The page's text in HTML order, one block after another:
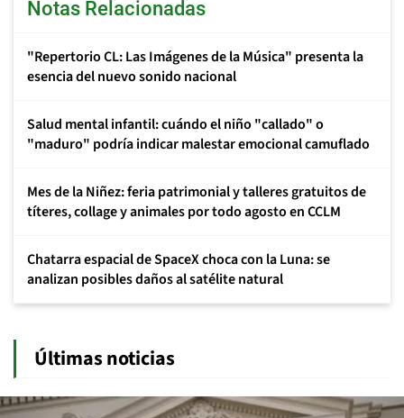
Notas Relacionadas
"Repertorio CL: Las Imágenes de la Música" presenta la
esencia del nuevo sonido nacional
Salud mental infantil: cuándo el niño "callado" o
"maduro" podría indicar malestar emocional camuflado
Mes de la Niñez: feria patrimonial y talleres gratuitos de
títeres, collage y animales por todo agosto en CCLM
Chatarra espacial de SpaceX choca con la Luna: se
analizan posibles daños al satélite natural
Últimas noticias